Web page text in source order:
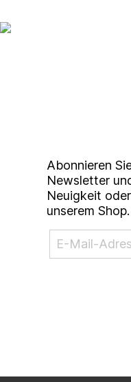
Abonnieren
Newsletter
Neuigkeit
unserem Shop.